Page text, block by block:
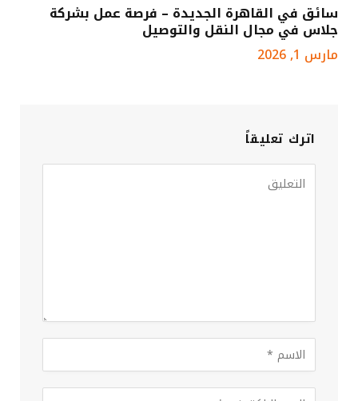
سائق في القاهرة الجديدة – فرصة عمل بشركة
جلاس في مجال النقل والتوصيل
مارس 1, 2026
اترك تعليقاً